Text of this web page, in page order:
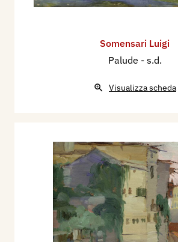
Somensari Luigi
Palude - s.d.
Visualizza scheda